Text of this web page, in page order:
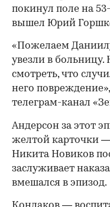
покинул поле на
вышел Юрий
«Пожелаем
увезли в
смотреть, что
него
телеграм-канал
Андерсон за этот
желтой карточки
Никита Новиков
заслуживает
вмешался в эпизод.